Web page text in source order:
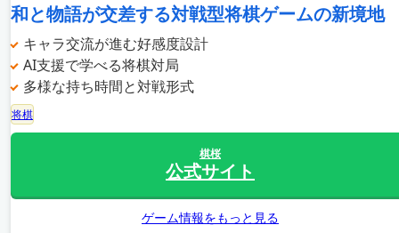
和と物語が交差する対戦型将棋ゲームの新境地
キャラ交流が進む好感度設計
AI支援で学べる将棋対局
多様な持ち時間と対戦形式
将棋
棋桜
公式サイト
ゲーム情報をもっと見る